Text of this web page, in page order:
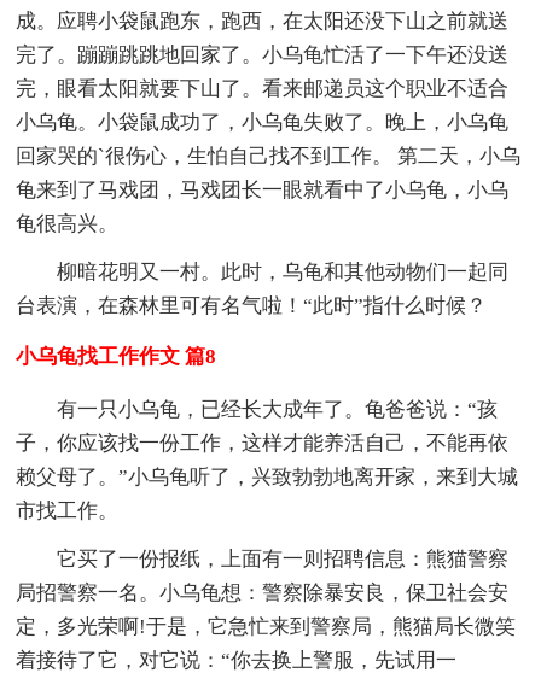
成。应聘小袋鼠跑东，跑西，在太阳还没下山之前就送
完了。蹦蹦跳跳地回家了。小乌龟忙活了一下午还没送
完，眼看太阳就要下山了。看来邮递员这个职业不适合
小乌龟。小袋鼠成功了，小乌龟失败了。晚上，小乌龟
回家哭的`很伤心，生怕自己找不到工作。 第二天，小乌
龟来到了马戏团，马戏团长一眼就看中了小乌龟，小乌
龟很高兴。
柳暗花明又一村。此时，乌龟和其他动物们一起同
台表演，在森林里可有名气啦！“此时”指什么时候？
小乌龟找工作作文 篇8
有一只小乌龟，已经长大成年了。龟爸爸说：“孩
子，你应该找一份工作，这样才能养活自己，不能再依
赖父母了。”小乌龟听了，兴致勃勃地离开家，来到大城
市找工作。
它买了一份报纸，上面有一则招聘信息：熊猫警察
局招警察一名。小乌龟想：警察除暴安良，保卫社会安
定，多光荣啊!于是，它急忙来到警察局，熊猫局长微笑
着接待了它，对它说：“你去换上警服，先试用一